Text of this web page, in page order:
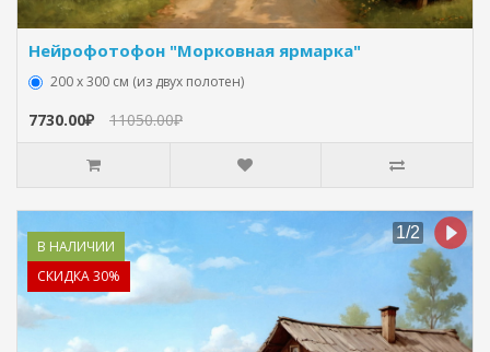
Нейрофотофон "Морковная ярмарка"
200 х 300 см (из двух полотен)
7730.00₽ 11050.00₽
В НАЛИЧИИ
СКИДКА 30%